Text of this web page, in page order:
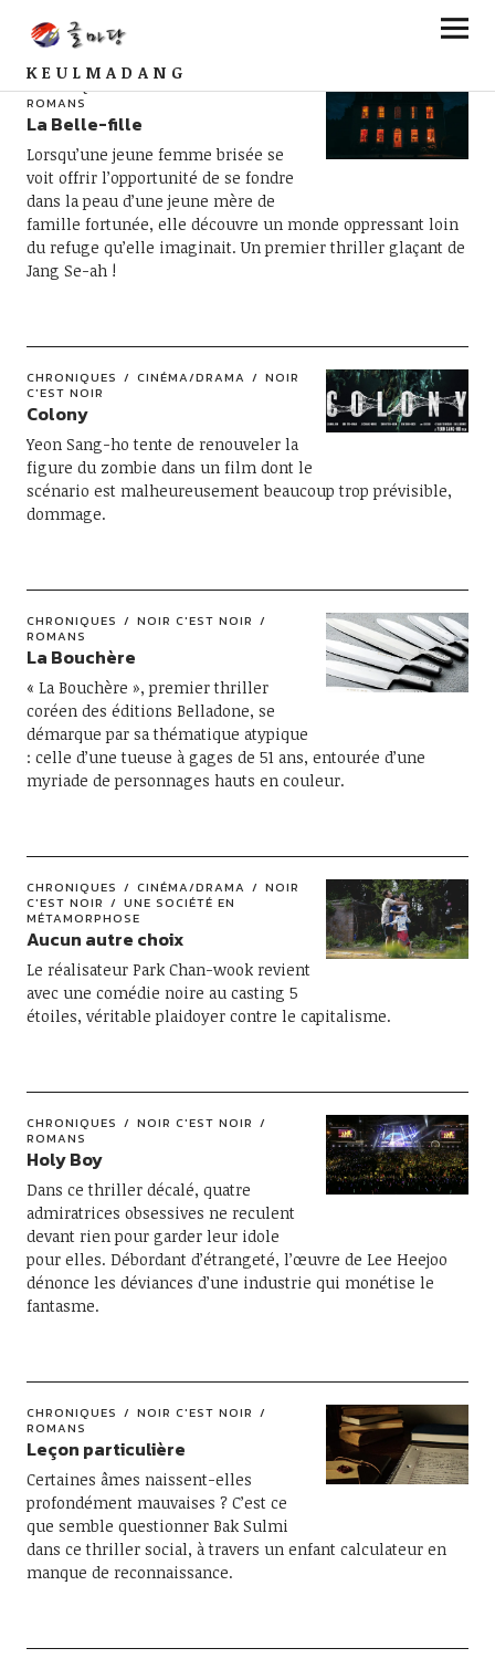
KEULMADANG
CHRONIQUES
NOIR C'EST NOIR
ROMANS
La Belle-fille
Lorsqu’une jeune femme brisée se
voit offrir l’opportunité de se fondre
dans la peau d’une jeune mère de
famille fortunée, elle découvre un monde oppressant loin
du refuge qu’elle imaginait. Un premier thriller glaçant de
Jang Se-ah !
CHRONIQUES CINÉMA/DRAMA
NOIR
C'EST NOIR
Colony
Yeon Sang-ho tente de renouveler la
figure du zombie dans un film dont le
scénario est malheureusement beaucoup trop prévisible,
dommage.
CHRONIQUES
NOIR C'EST NOIR
ROMANS
La Bouchère
« La Bouchère », premier thriller
coréen des éditions Belladone, se
démarque par sa thématique atypique
: celle d’une tueuse à gages de 51 ans, entourée d’une
myriade de personnages hauts en couleur.
CHRONIQUES CINÉMA/DRAMA
NOIR
C'EST NOIR
UNE SOCIÉTÉ EN
MÉTAMORPHOSE
Aucun autre choix
Le réalisateur Park Chan-wook revient
avec une comédie noire au casting 5
étoiles, véritable plaidoyer contre le capitalisme.
CHRONIQUES
NOIR C'EST NOIR
ROMANS
Holy Boy
Dans ce thriller décalé, quatre
admiratrices obsessives ne reculent
devant rien pour garder leur idole
pour elles. Débordant d’étrangeté, l’œuvre de Lee Heejoo
dénonce les déviances d’une industrie qui monétise le
fantasme.
CHRONIQUES
NOIR C'EST NOIR
ROMANS
Leçon particulière
Certaines âmes naissent-elles
profondément mauvaises ? C’est ce
que semble questionner Bak Sulmi
dans ce thriller social, à travers un enfant calculateur en
manque de reconnaissance.